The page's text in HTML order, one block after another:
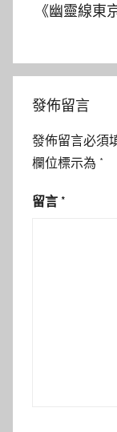
《幽靈線東
發佈留言
發佈留言必須
欄位標示為 *
留言 *